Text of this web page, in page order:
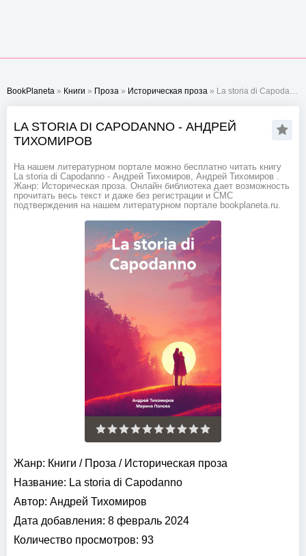
BookPlaneta » Книги » Проза » Историческая проза » La storia di Capodanno - Андрей Тихомиров
LA STORIA DI CAPODANNO - АНДРЕЙ
ТИХОМИРОВ
На нашем литературном портале можно бесплатно читать книгу
La storia di Capodanno - Андрей Тихомиров, Андрей Тихомиров .
Жанр: Историческая проза. Онлайн библиотека дает возможность
прочитать весь текст и даже без регистрации и СМС
подтверждения на нашем литературном портале bookplaneta.ru.
Жанр: Книги / Проза / Историческая проза
Название: La storia di Capodanno
Автор: Андрей Тихомиров
Дата добавления: 8 февраль 2024
Количество просмотров: 93